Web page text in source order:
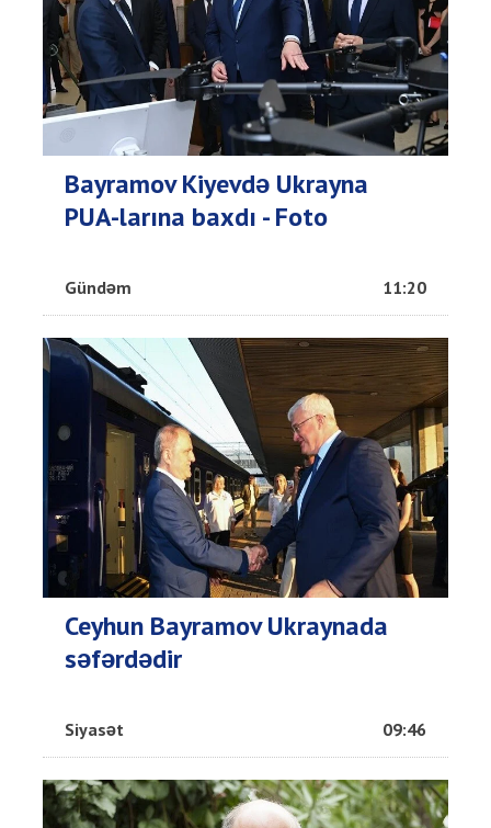
Bayramov Kiyevdə Ukrayna
PUA-larına baxdı - Foto
Gündəm 11:20
Ceyhun Bayramov Ukraynada
səfərdədir
Siyasət 09:46